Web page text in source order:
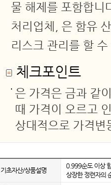
물 해제를 포함합니
처리업체, 은 함유
리스크 관리를 할
체크포인트
은 가격은 금과 같
때 가격이 오르고
상대적으로 가격변
기초자산/상품설명
0.999순도 이상
상장한 정련자의